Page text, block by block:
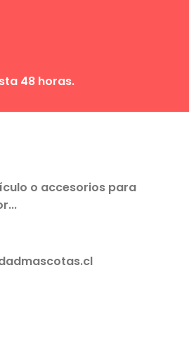
48 horas.
o accesorios para